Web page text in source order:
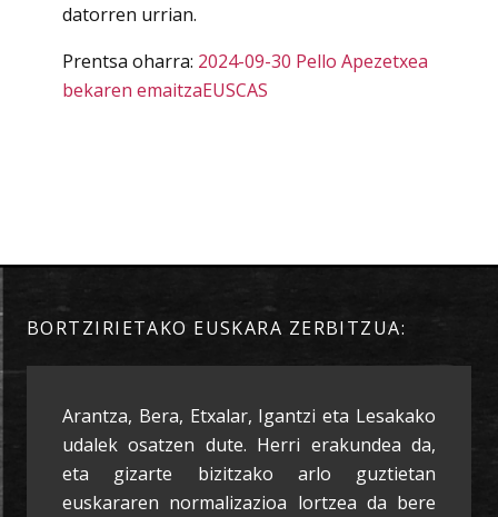
datorren urrian.
Prentsa oharra: 2024-09-30 Pello Apezetxea
bekaren emaitzaEUSCAS
BORTZIRIETAKO EUSKARA ZERBITZUA:
Arantza, Bera, Etxalar, Igantzi eta Lesakako
udalek osatzen dute. Herri erakundea da,
eta gizarte bizitzako arlo guztietan
euskararen normalizazioa lortzea da bere